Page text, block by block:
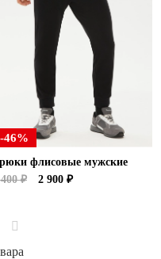
-46%
флисовые мужские
₽
2 900 ₽